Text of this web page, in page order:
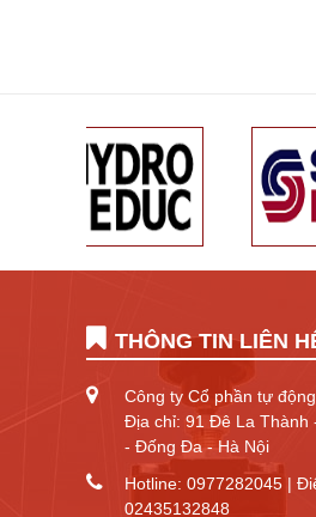
THÔNG TIN LIÊN
Công ty Cổ phần tự
Địa chỉ: 91 Đê La Thành
- Đống Đa - Hà Nội
Hotline: 0977282045 |
02435132848